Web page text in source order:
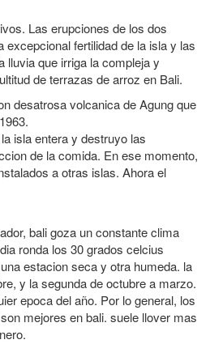
Las erupciones de los dos
excepcional fertilidad de la isla y las
lluvia que irriga la compleja y
de terrazas de arroz en Bali.
desatrosa volcanica de Agung que
isla entera y destruyo las
de la comida. En ese momento,
a otras islas. Ahora el
bali goza un constante clima
ronda los 30 grados celcius
estacion seca y otra humeda. la
y la segunda de octubre a marzo.
epoca del año. Por lo general, los
mejores en bali. suele llover mas